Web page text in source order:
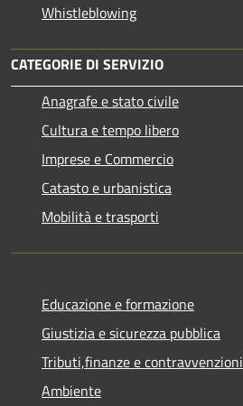
Whistleblowing
CATEGORIE DI SERVIZIO
Anagrafe e stato civile
Cultura e tempo libero
Imprese e Commercio
Catasto e urbanistica
Mobilità e trasporti
Educazione e formazione
Giustizia e sicurezza pubblica
Tributi,finanze e contravvenzioni
Ambiente